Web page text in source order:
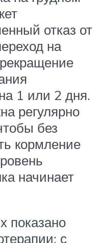
отказ от
на
1 или 2 дня.
регулярно
без
кормление
начинает
показано
с